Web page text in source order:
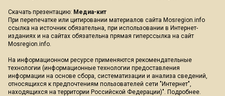
Скачать презентацию: Медиа-кит
При перепечатке или цитировании материалов сайта Mosregion.info
ссылка на источник обязательна, при использовании в Интернет-
изданиях и на сайтах обязательна прямая гиперссылка на сайт
Mosregion.info.
На информационном ресурсе применяются рекомендательные
технологии (информационные технологии предоставления
информации на основе сбора, систематизации и анализа сведений,
относящихся к предпочтениям пользователей сети "Интернет",
находящихся на территории Российской Федерации)". Подробнее.